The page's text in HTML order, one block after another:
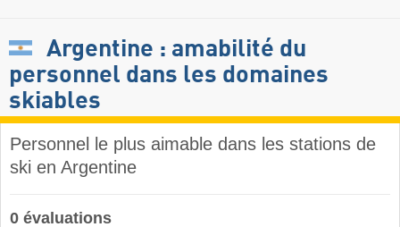
Argentine : amabilité du
personnel dans les domaines
skiables
Personnel le plus aimable dans les stations de
ski en Argentine
0 évaluations